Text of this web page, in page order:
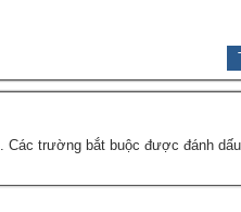
Các trường bắt buộc được đánh